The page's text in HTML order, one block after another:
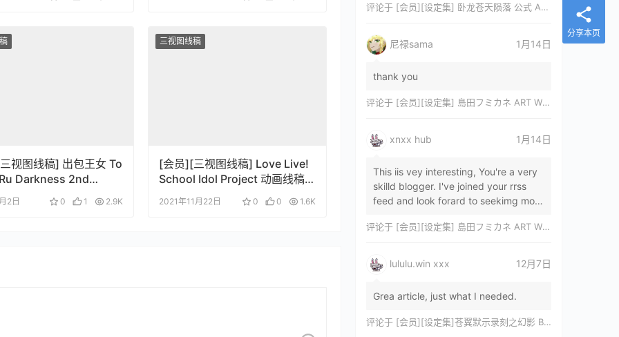
视图线稿] 出包王女 To
Darkness 2nd
Model Sheets
2日 0 1 2.9K
三视图线稿
[会员][三视图线稿] Love Live!
School Idol Project 动画线稿原
画集
2021年11月22日 0 0 1.6K
magnificent, let…
评论于 [会员][设定集] 卧龙苍天陨落 公式 ARTWORKS[DL]
尼禄sama 1月14日
thank you
评论于 [会员][设定集] 島田フミカネ ART WORKS EXTRA Luminous Witches[DL]
xnxx hub 1月14日
This iis vey interesting, You're a very
skilld blogger. I've joined your rrss
feed and look forard to seekimg mor
评论于 [会员][设定集] 島田フミカネ ART WORKS EXTRA Luminous Witches[DL]
lululu.win xxx 12月7日
Grea article, just what I needed.
评论于 [会员][设定集]苍翼默示录刻之幻影 BLAZBLUE CHRONOPHANTASMA 公式設定資料集II
分享本页